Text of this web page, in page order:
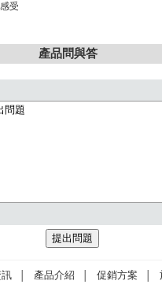
受
產品問與答
產品介紹 促銷方案